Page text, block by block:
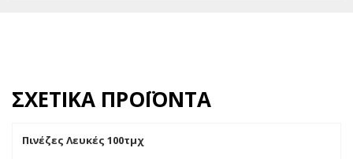
ΣΧΕΤΙΚΆ ΠΡΟΪΌΝΤΑ
Πινέζες Λευκές 100τμχ